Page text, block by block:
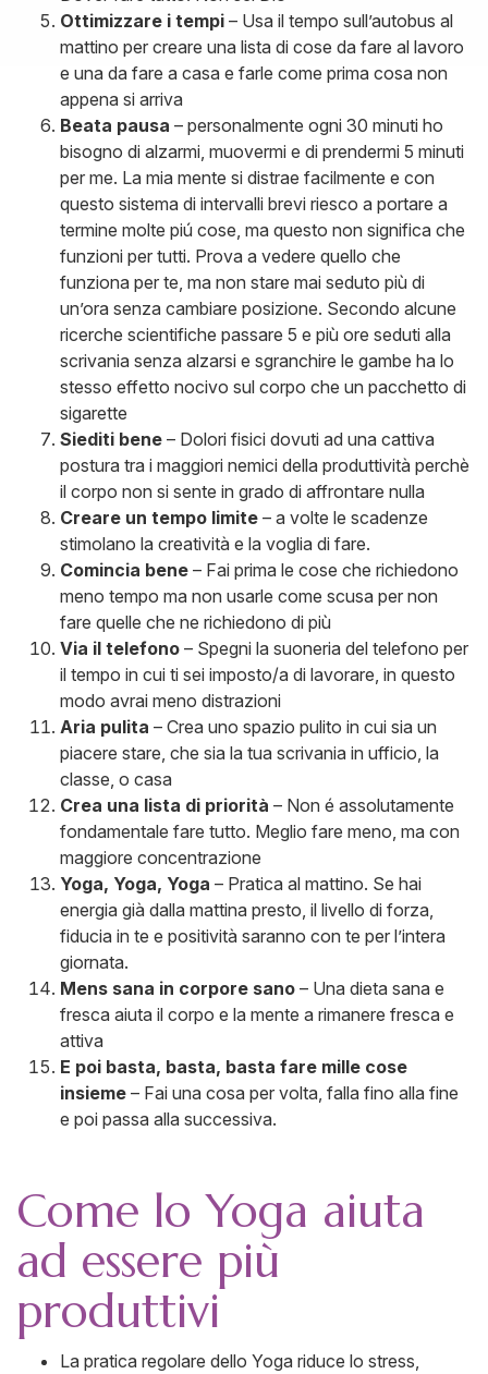
Ottimizzare i tempi – Usa il tempo sull’autobus al
mattino per creare una lista di cose da fare al lavoro
e una da fare a casa e farle come prima cosa non
appena si arriva
Beata pausa – personalmente ogni 30 minuti ho
bisogno di alzarmi, muovermi e di prendermi 5 minuti
per me. La mia mente si distrae facilmente e con
questo sistema di intervalli brevi riesco a portare a
termine molte piú cose, ma questo non significa che
funzioni per tutti. Prova a vedere quello che
funziona per te, ma non stare mai seduto più di
un’ora senza cambiare posizione. Secondo alcune
ricerche scientifiche passare 5 e più ore seduti alla
scrivania senza alzarsi e sgranchire le gambe ha lo
stesso effetto nocivo sul corpo che un pacchetto di
sigarette
Siediti bene – Dolori fisici dovuti ad una cattiva
postura tra i maggiori nemici della produttività perchè
il corpo non si sente in grado di affrontare nulla
Creare un tempo limite – a volte le scadenze
stimolano la creatività e la voglia di fare.
Comincia bene – Fai prima le cose che richiedono
meno tempo ma non usarle come scusa per non
fare quelle che ne richiedono di più
Via il telefono – Spegni la suoneria del telefono per
il tempo in cui ti sei imposto/a di lavorare, in questo
modo avrai meno distrazioni
Aria pulita – Crea uno spazio pulito in cui sia un
piacere stare, che sia la tua scrivania in ufficio, la
classe, o casa
Crea una lista di priorità – Non é assolutamente
fondamentale fare tutto. Meglio fare meno, ma con
maggiore concentrazione
Yoga, Yoga, Yoga – Pratica al mattino. Se hai
energia già dalla mattina presto, il livello di forza,
fiducia in te e positività saranno con te per l’intera
giornata.
Mens sana in corpore sano – Una dieta sana e
fresca aiuta il corpo e la mente a rimanere fresca e
attiva
E poi basta, basta, basta fare mille cose
insieme – Fai una cosa per volta, falla fino alla fine
e poi passa alla successiva.
Come lo Yoga aiuta
ad essere più
produttivi
La pratica regolare dello Yoga riduce lo stress,